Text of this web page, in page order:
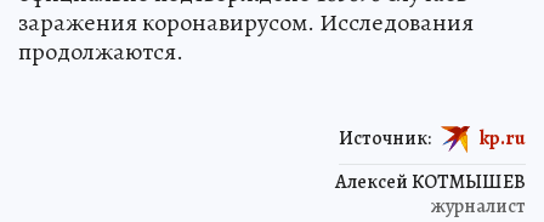
заражения коронавирусом. Исследования
продолжаются.
Алексей КОТМЫШЕВ
журналист
Источник: kp.ru